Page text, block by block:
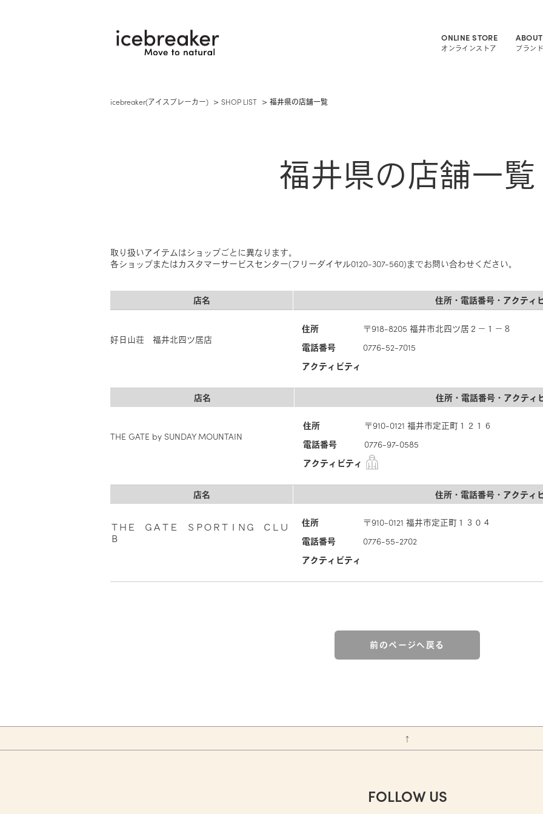
ONLINE STORE
オンラインストア ブラン
icebreaker(アイスブレーカー) SHOP LIST 福井県の店舗一覧
福井県の店舗一覧
取り扱いアイテムはショップごとに異なります。
各ショップまたはカスタマーサービスセンター(フリーダイヤル0120-307-560)までお問い合わせください。
店名 住所・電話番号・アクティ
好日山荘 福井北四ツ居店
住所
〒918-8205 福井市北四ツ居２－１－８
電話番号
0776-52-7015
アクティビティ
店名 住所・電話番号・アクティ
THE GATE by SUNDAY MOUNTAIN
住所
〒910-0121 福井市定正町１２１６
電話番号
0776-97-0585
アクティビティ
店名 住所・電話番号・アクティ
ＴＨＥ ＧＡＴＥ ＳＰＯＲＴＩＮＧ ＣＬＵ
Ｂ
住所
〒910-0121 福井市定正町１３０４
電話番号
0776-55-2702
アクティビティ
前のページへ戻る
↑
FOLLOW US